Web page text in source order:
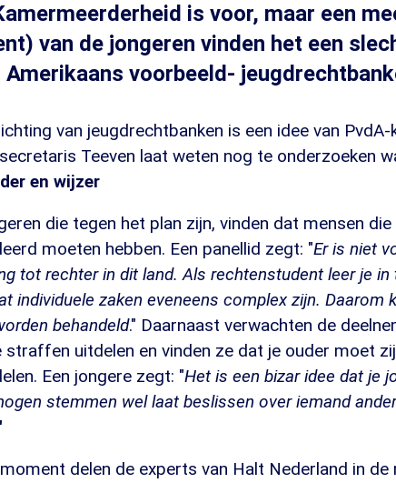
is voor, maar een
van de jongeren vinden het een
Amerikaans voorbeeld-
van jeugdrechtbanken is een idee van
Teeven laat weten nog te onderzoeken
en wijzer
die tegen het plan zijn, vinden dat mensen
moeten hebben. Een panellid zegt: "Er is niet
tot rechter in dit land. Als rechtenstudent leer je
individuele zaken eveneens complex zijn. Daarom
behandeld." Daarnaast verwachten de
straffen uitdelen en vinden ze dat je ouder moet
Een jongere zegt: "Het is een bizar idee dat je
stemmen wel laat beslissen over iemand
delen de experts van Halt Nederland in de